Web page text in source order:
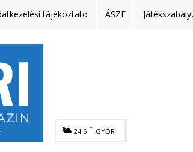
tájékoztató ÁSZF
24.6 C GYŐR